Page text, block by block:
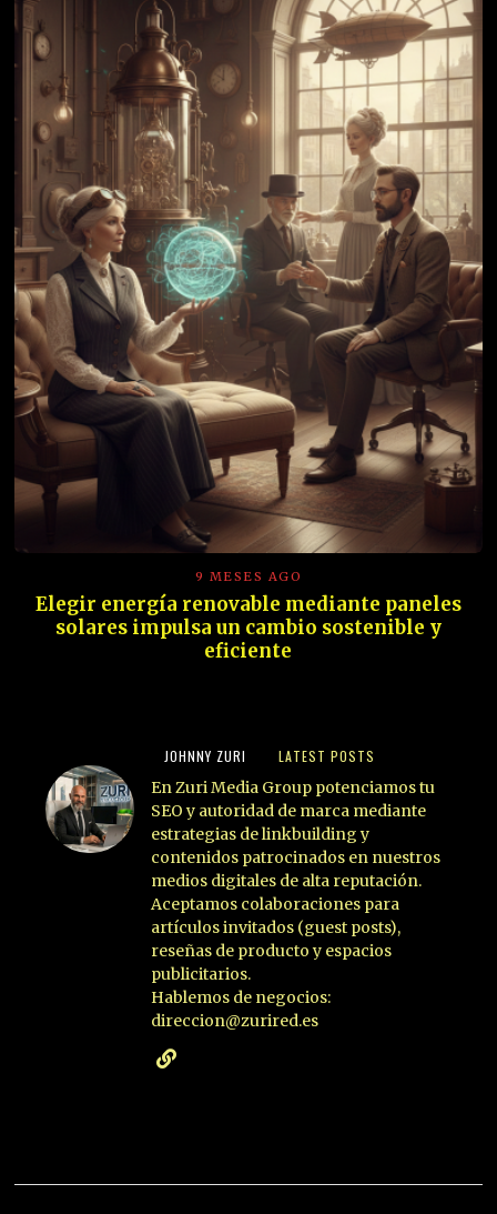
9 MESES AGO
Elegir energía renovable mediante paneles
solares impulsa un cambio sostenible y
eficiente
JOHNNY ZURI LATEST POSTS
En Zuri Media Group potenciamos tu
SEO y autoridad de marca mediante
estrategias de linkbuilding y
contenidos patrocinados en nuestros
medios digitales de alta reputación.
Aceptamos colaboraciones para
artículos invitados (guest posts),
reseñas de producto y espacios
publicitarios.
Hablemos de negocios:
direccion@zurired.es